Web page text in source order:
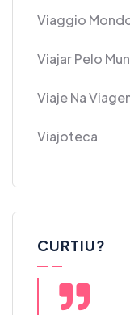
Viaggio
Viajar Pelo
Viaje Na
Viajoteca
CURTIU?